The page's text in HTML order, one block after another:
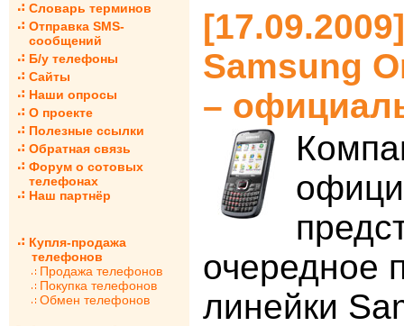
Словарь терминов
Отправка SMS-
сообщений
Б/у телефоны
Сайты
Наши опросы
О проекте
Полезные ссылки
Обратная связь
Форум о сотовых
телефонах
Наш партнёр
Купля-продажа
телефонов
Продажа телефонов
Покупка телефонов
Обмен телефонов
Samsung
–
очередное
линейки